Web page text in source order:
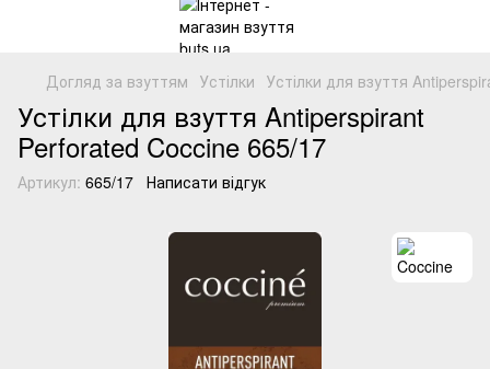
Догляд за взуттям Устілки Устілки для взуття
Устілки для взуття Antiperspirant
Perforated Coccine 665/17
Артикул: 665/17 Написати відгук